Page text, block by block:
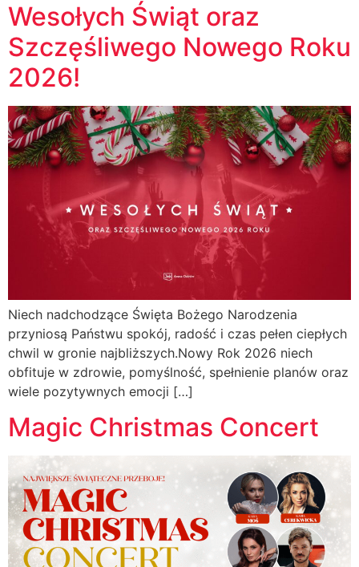
Wesołych Świąt oraz
Szczęśliwego Nowego Roku
2026!
Niech nadchodzące Święta Bożego Narodzenia
przyniosą Państwu spokój, radość i czas pełen ciepłych
chwil w gronie najbliższych.Nowy Rok 2026 niech
obfituje w zdrowie, pomyślność, spełnienie planów oraz
wiele pozytywnych emocji […]
Magic Christmas Concert